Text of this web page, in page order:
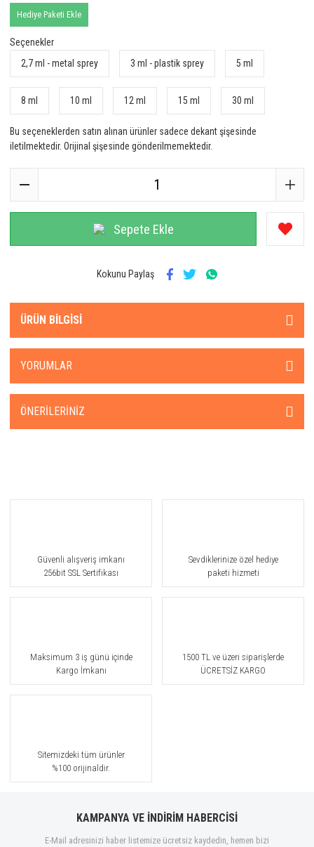
Hediye Paketi Ekle
Seçenekler
2,7 ml - metal sprey
3 ml - plastik sprey 5 ml
8 ml 10 ml 12 ml 15 ml 30 ml
Bu seçeneklerden satın alınan ürünler sadece dekant şişesinde
iletilmektedir. Orijinal şişesinde gönderilmemektedir.
Sepete Ekle
Kokunu Paylaş
ÜRÜN BILGISI
YORUMLAR
ÖNERILERINIZ
Güvenli alışveriş imkanı
256bit SSL Sertifikası
Sevdiklerinize özel hediye
paketi hizmeti
Maksimum 3 iş günü içinde
Kargo İmkanı
1500 TL ve üzeri siparişlerde
ÜCRETSİZ KARGO
Sitemizdeki tüm ürünler
%100 orijinaldir.
KAMPANYA VE İNDİRİM HABERCİSİ
E-Mail adresinizi haber listemize ücretsiz kaydedin, hemen bizi